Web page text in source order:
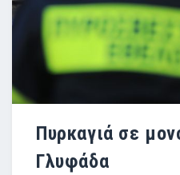
Πυρκαγιά σε
Γλυφάδα